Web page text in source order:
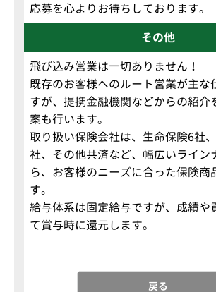
応募を心よりお待ちしております。
その他
飛び込み営業は一切ありません！
既存のお客様へのルート営業が主な
すが、提携金融機関などからの紹介
案も行います。
取り扱い保険会社は、生命保険6社
社、その他共済など、幅広いライン
ら、お客様のニーズに合った保険商
す。
給与体系は固定給与ですが、成績や
て賞与時に還元します。
戻る